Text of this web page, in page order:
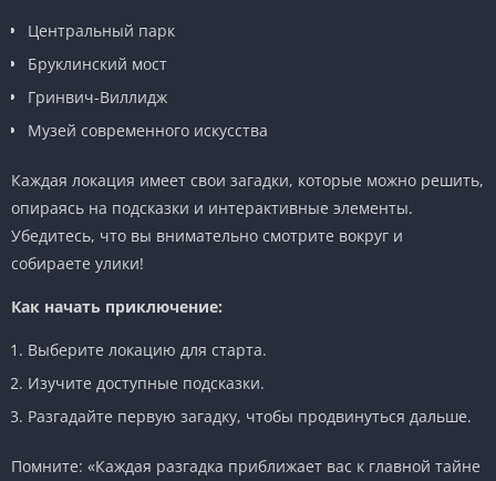
Центральный парк
Бруклинский мост
Гринвич-Виллидж
Музей современного искусства
Каждая локация имеет свои загадки, которые можно решить,
опираясь на подсказки и интерактивные элементы.
Убедитесь, что вы внимательно смотрите вокруг и
собираете улики!
Как начать приключение:
Выберите локацию для старта.
Изучите доступные подсказки.
Разгадайте первую загадку, чтобы продвинуться дальше.
Помните: «Каждая разгадка приближает вас к главной тайне